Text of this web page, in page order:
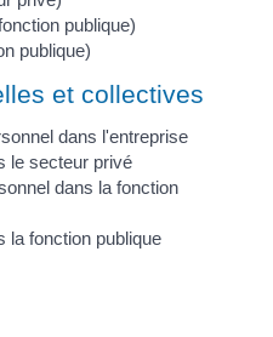
publique)
publique)
et collectives
dans l'entreprise
le secteur privé
dans la fonction
la fonction publique